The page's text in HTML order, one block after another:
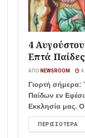
4
Επτά
ΑΠΌ NEWSROOM 4
Γιορτή
Παίδων εν
Εκκλησία μας.
ΠΕΡΙΣΣΌΤΕΡΑ